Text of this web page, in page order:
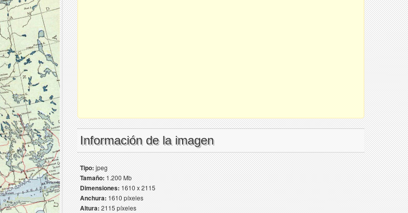
Información de la imagen
Tipo:jpeg
Tamaño:1.200 Mb
Dimensiones:1610 x 2115
Anchura:1610 píxeles
Altura:2115 píxeles